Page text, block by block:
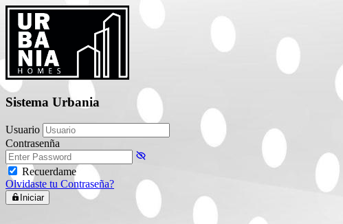
Sistema Urbania
Usuario
Contrasenña
Recuerdame
Olvidaste tu Contraseña?
Iniciar